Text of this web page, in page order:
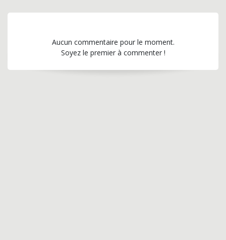
Aucun commentaire pour le moment.
Soyez le premier à commenter !